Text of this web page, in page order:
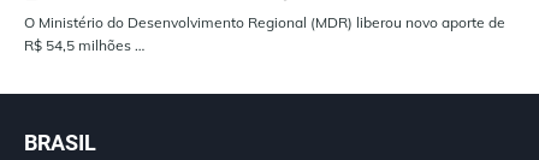
O Ministério do Desenvolvimento Regional (MDR) liberou novo aporte de
R$ 54,5 milhões …
BRASIL